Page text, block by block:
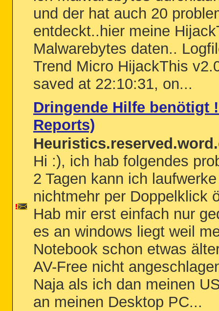
und der hat auch 20
entdeckt..hier meine
Malwarebytes daten..
Trend Micro HijackThis
saved at 22:10:31, on...
Dringende Hilfe benötigt
Reports)
Hi :), ich hab folgendes
2 Tagen kann ich laufwerke
nichtmehr per Doppelklick
Hab mir erst einfach nur
es an windows liegt weil
Notebook schon etwas
AV-Free nicht
Naja als ich dan meinen
an meinen Desktop PC...